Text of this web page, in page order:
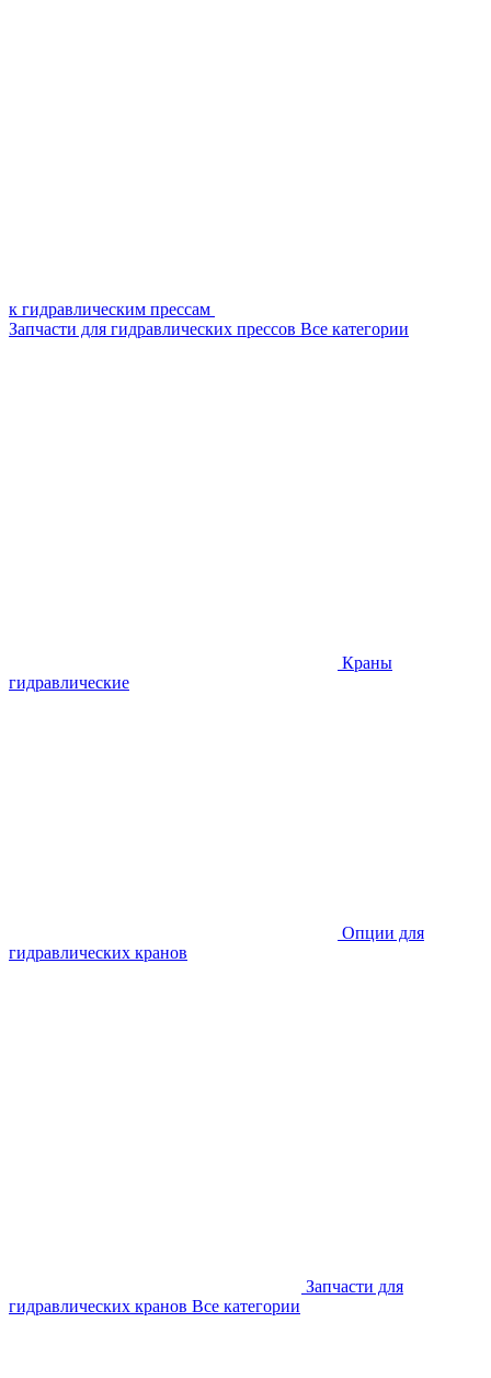
к гидравлическим прессам
Запчасти для гидравлических прессов Все категории
Краны
гидравлические
Опции для
гидравлических кранов
Запчасти для
гидравлических кранов Все категории